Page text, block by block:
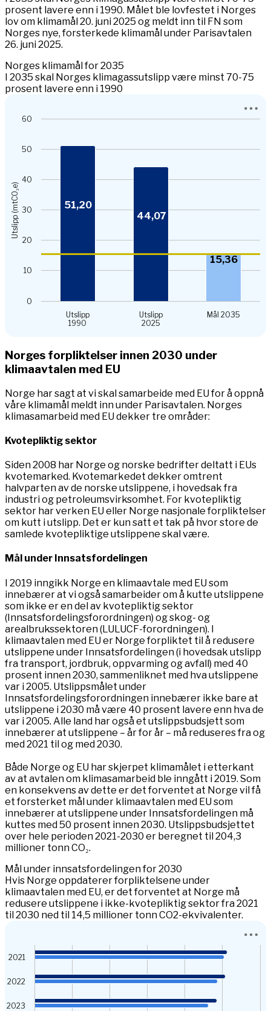
prosent lavere enn i 1990. Målet ble lovfestet i Norges
lov om klimamål 20. juni 2025 og meldt inn til FN som
Norges nye, forsterkede klimamål under Parisavtalen
26. juni 2025.
Norges klimamål for 2035
I 2035 skal Norges klimagassutslipp være minst 70-75
prosent lavere enn i 1990
View as data table, Chart
The chart has 1 Y axis displaying Utslipp (mtCO₂e). Data
Utslipp (mtCO₂e)
51,20
44,07
15,36
Utslipp
1990
Utslipp
2025
Mål 2035
0
10
20
30
40
50
60
Norges forpliktelser innen 2030 under
klimaavtalen med EU
Norge har sagt at vi skal samarbeide med EU for å oppnå
våre klimamål meldt inn under Parisavtalen. Norges
klimasamarbeid med EU dekker tre områder:
Kvotepliktig sektor
Siden 2008 har Norge og norske bedrifter deltatt i EUs
kvotemarked. Kvotemarkedet dekker omtrent
halvparten av de norske utslippene, i hovedsak fra
industri og petroleumsvirksomhet. For kvotepliktig
sektor har verken EU eller Norge nasjonale forpliktelser
om kutt i utslipp. Det er kun satt et tak på hvor store de
samlede kvotepliktige utslippene skal være.
Mål under Innsatsfordelingen
I 2019 inngikk Norge en klimaavtale med EU som
innebærer at vi også samarbeider om å kutte utslippene
som ikke er en del av kvotepliktig sektor
(Innsatsfordelingsforordningen) og skog- og
arealbrukssektoren (LULUCF-forordningen). I
klimaavtalen med EU er Norge forpliktet til å redusere
utslippene under Innsatsfordelingen (i hovedsak utslipp
fra transport, jordbruk, oppvarming og avfall) med 40
prosent innen 2030, sammenliknet med hva utslippene
var i 2005. Utslippsmålet under
Innsatsfordelingsforordningen innebærer ikke bare at
utslippene i 2030 må være 40 prosent lavere enn hva de
var i 2005. Alle land har også et utslippsbudsjett som
innebærer at utslippene – år for år – må reduseres fra og
med 2021 til og med 2030.
Både Norge og EU har skjerpet klimamålet i etterkant
av at avtalen om klimasamarbeid ble inngått i 2019. Som
en konsekvens av dette er det forventet at Norge vil få
et forsterket mål under klimaavtalen med EU som
innebærer at utslippene under Innsatsfordelingen må
kuttes med 50 prosent innen 2030. Utslippsbudsjettet
over hele perioden 2021-2030 er beregnet til 204,3
millioner tonn CO₂.
Mål under innsatsfordelingen for 2030
Hvis Norge oppdaterer forpliktelsene under
klimaavtalen med EU, er det forventet at Norge må
redusere utslippene i ikke-kvotepliktig sektor fra 2021
til 2030 ned til 14,5 millioner tonn CO2-ekvivalenter.
Bar chart with 3 data series.
View as data table, Chart
The chart has 1 X axis displaying categories.
The chart has 1 Y axis displaying Utslipp (mtCO₂e). Data
2021
2022
2023